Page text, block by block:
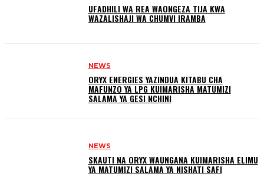
UFADHILI WA REA WAONGEZA TIJA KWA
WAZALISHAJI WA CHUMVI IRAMBA
NEWS
ORYX ENERGIES YAZINDUA KITABU CHA
MAFUNZO YA LPG KUIMARISHA MATUMIZI
SALAMA YA GESI NCHINI
NEWS
SKAUTI NA ORYX WAUNGANA KUIMARISHA ELIMU
YA MATUMIZI SALAMA YA NISHATI SAFI